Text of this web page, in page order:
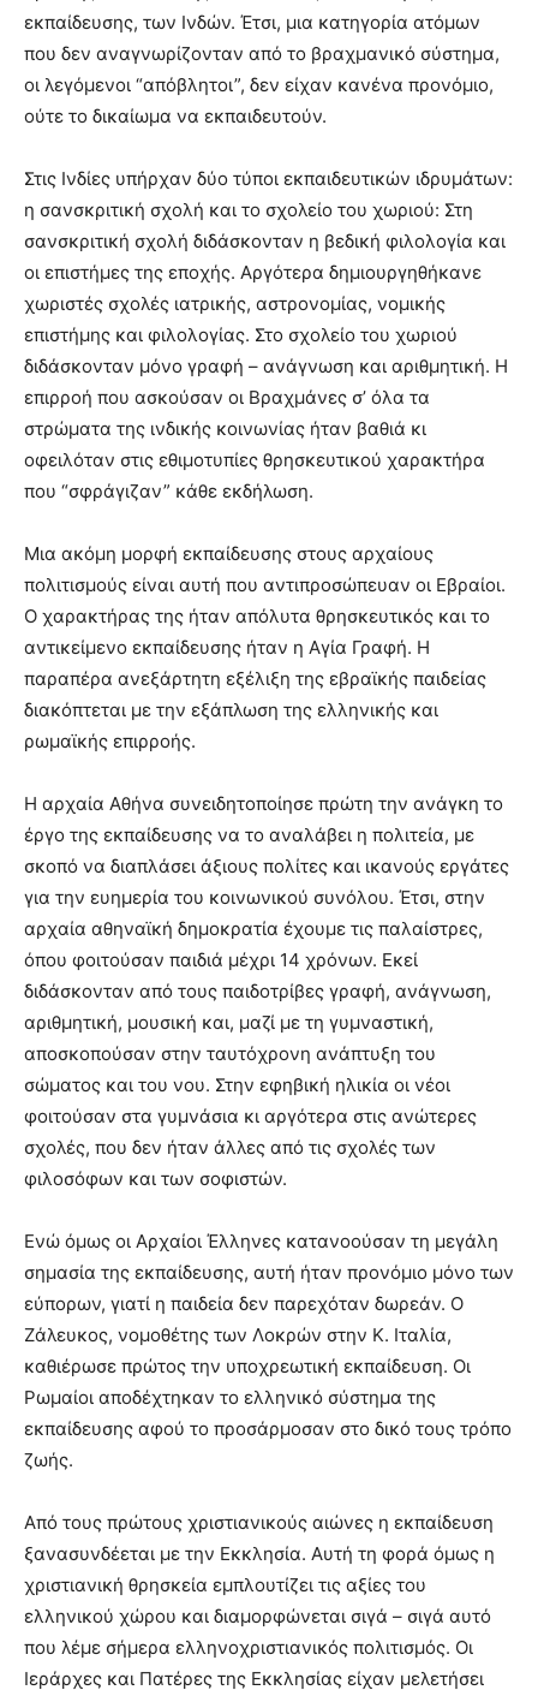
εκπαίδευσης, των Ινδών. Έτσι, μια κατηγορία ατόμων
που δεν αναγνωρίζονταν από το βραχμανικό σύστημα,
οι λεγόμενοι “απόβλητοι”, δεν είχαν κανένα προνόμιο,
ούτε το δικαίωμα να εκπαιδευτούν.
Στις Ινδίες υπήρχαν δύο τύποι εκπαιδευτικών ιδρυμάτων:
η σανσκριτική σχολή και το σχολείο του χωριού: Στη
σανσκριτική σχολή διδάσκονταν η βεδική φιλολογία και
οι επιστήμες της εποχής. Αργότερα δημιουργηθήκανε
χωριστές σχολές ιατρικής, αστρονομίας, νομικής
επιστήμης και φιλολογίας. Στο σχολείο του χωριού
διδάσκονταν μόνο γραφή – ανάγνωση και αριθμητική. Η
επιρροή που ασκούσαν οι Βραχμάνες σ’ όλα τα
στρώματα της ινδικής κοινωνίας ήταν βαθιά κι
οφειλόταν στις εθιμοτυπίες θρησκευτικού χαρακτήρα
που “σφράγιζαν” κάθε εκδήλωση.
Μια ακόμη μορφή εκπαίδευσης στους αρχαίους
πολιτισμούς είναι αυτή που αντιπροσώπευαν οι Εβραίοι.
Ο χαρακτήρας της ήταν απόλυτα θρησκευτικός και το
αντικείμενο εκπαίδευσης ήταν η Αγία Γραφή. Η
παραπέρα ανεξάρτητη εξέλιξη της εβραϊκής παιδείας
διακόπτεται με την εξάπλωση της ελληνικής και
ρωμαϊκής επιρροής.
Η αρχαία Αθήνα συνειδητοποίησε πρώτη την ανάγκη το
έργο της εκπαίδευσης να το αναλάβει η πολιτεία, με
σκοπό να διαπλάσει άξιους πολίτες και ικανούς εργάτες
για την ευημερία του κοινωνικού συνόλου. Έτσι, στην
αρχαία αθηναϊκή δημοκρατία έχουμε τις παλαίστρες,
όπου φοιτούσαν παιδιά μέχρι 14 χρόνων. Εκεί
διδάσκονταν από τους παιδοτρίβες γραφή, ανάγνωση,
αριθμητική, μουσική και, μαζί με τη γυμναστική,
αποσκοπούσαν στην ταυτόχρονη ανάπτυξη του
σώματος και του νου. Στην εφηβική ηλικία οι νέοι
φοιτούσαν στα γυμνάσια κι αργότερα στις ανώτερες
σχολές, που δεν ήταν άλλες από τις σχολές των
φιλοσόφων και των σοφιστών.
Ενώ όμως οι Αρχαίοι Έλληνες κατανοούσαν τη μεγάλη
σημασία της εκπαίδευσης, αυτή ήταν προνόμιο μόνο των
εύπορων, γιατί η παιδεία δεν παρεχόταν δωρεάν. Ο
Ζάλευκος, νομοθέτης των Λοκρών στην Κ. Ιταλία,
καθιέρωσε πρώτος την υποχρεωτική εκπαίδευση. Οι
Ρωμαίοι αποδέχτηκαν το ελληνικό σύστημα της
εκπαίδευσης αφού το προσάρμοσαν στο δικό τους τρόπο
ζωής.
Από τους πρώτους χριστιανικούς αιώνες η εκπαίδευση
ξανασυνδέεται με την Εκκλησία. Αυτή τη φορά όμως η
χριστιανική θρησκεία εμπλουτίζει τις αξίες του
ελληνικού χώρου και διαμορφώνεται σιγά – σιγά αυτό
που λέμε σήμερα ελληνοχριστιανικός πολιτισμός. Οι
Ιεράρχες και Πατέρες της Εκκλησίας είχαν μελετήσει